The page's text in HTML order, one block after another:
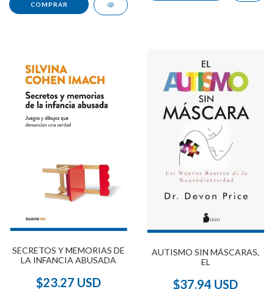
SECRETOS Y MEMORIAS DE
LA INFANCIA ABUSADA
$23.27 USD
AUTISMO SIN MÁSCARAS,
EL
$37.94 USD